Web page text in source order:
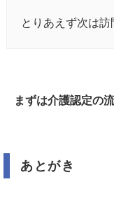
とりあえず次は訪
まずは介護認定の
あとがき